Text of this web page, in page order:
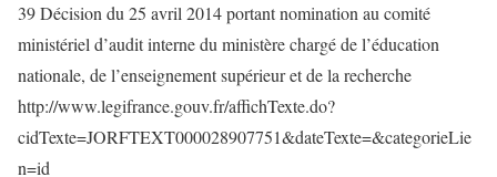
39 Décision du 25 avril 2014 portant nomination au comité
ministériel d’audit interne du ministère chargé de l’éducation
nationale, de l’enseignement supérieur et de la recherche
http://www.legifrance.gouv.fr/affichTexte.do?
cidTexte=JORFTEXT000028907751&dateTexte=&categorieLie
n=id